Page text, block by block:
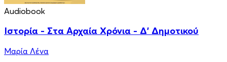
Audiobook
Ιστορία - Στα Αρχαία Χρόνια - Δ' Δημοτικού
Μαρία Λένα